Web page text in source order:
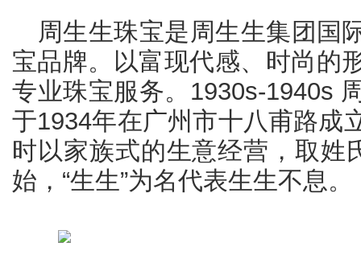
周生生珠宝是周生生集团国
宝品牌。以富现代感、时尚的
专业珠宝服务。1930s-1940s
于1934年在广州市十八甫路成
时以家族式的生意经营，取姓
始，“生生”为名代表生生不息。